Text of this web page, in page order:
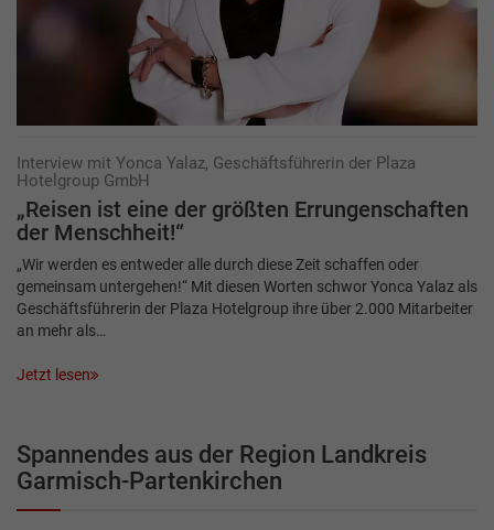
Interview mit Yonca Yalaz, Geschäftsführerin der Plaza
Hotelgroup GmbH
„Reisen ist eine der größten ­Er­rungenschaften
der Menschheit!“
„Wir werden es entweder alle durch diese Zeit schaffen oder
gemeinsam untergehen!“ Mit diesen Worten schwor Yonca Yalaz als
Geschäftsführerin der Plaza Hotelgroup ihre über 2.000 Mitarbeiter
an mehr als…
Jetzt lesen
Spannendes aus der Region Landkreis
Garmisch-Partenkirchen